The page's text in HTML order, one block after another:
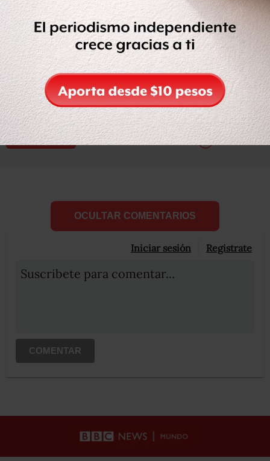
financiera continúan y en la imagen un manifestante
arroja una bengala contra policías que resguardan el
Parlamento italiano.En Líbano, decenas de bailarines
participan en el festejo cristiano de la Santa Cruz. Se
estima que en este país el 60% de la población es
musulmana y el 40% lo componen otras 17 religiones.
Compartir Leer después
OCULTAR COMENTARIOS
Iniciar sesión Registrate
Suscribete para comentar...
COMENTAR